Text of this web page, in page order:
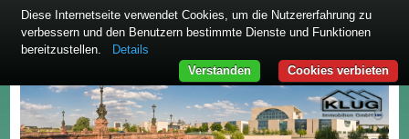
Diese Internetseite verwendet Cookies, um die Nutzererfahrung zu
verbessern und den Benutzern bestimmte Dienste und Funktionen
bereitzustellen.
Details
Cookies verbieten
Verstanden